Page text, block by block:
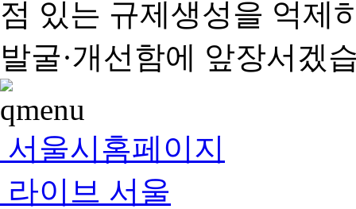
점 있는 규제생성을 억제
발굴·개선함에 앞장서겠
서울시홈페이지
라이브 서울